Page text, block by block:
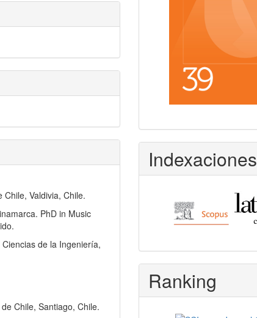
Valdivia, Chile.
PhD in Music
de la Ingeniería,
Chile, Santiago, Chile.
Indexaciones
Ranking